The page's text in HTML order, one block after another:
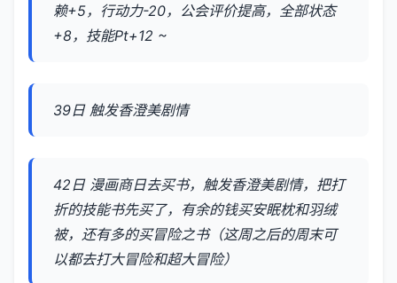
赖+5，行动力-20，公会评价提高，全部状态
+8，技能Pt+12 ~
39日 触发香澄美剧情
42日 漫画商日去买书，触发香澄美剧情，把打
折的技能书先买了，有余的钱买安眠枕和羽绒
被，还有多的买冒险之书（这周之后的周末可
以都去打大冒险和超大冒险）